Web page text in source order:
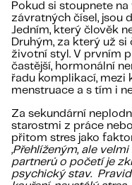
Pokud si stoupnete
závratných čísel, jsou
Jedním, který člověk
Druhým, za který už si
životní styl. V prvním
častější, hormonální
řadu komplikací, mezi
menstruace a s tím i
Za sekundární
starostmi z práce
přitom stres jako
„Přehlíženým, ale
partnerů o početí je
psychický stav.